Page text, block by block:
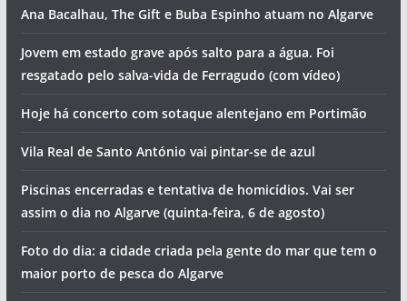
Ana Bacalhau, The Gift e Buba Espinho atuam no Algarve
Jovem em estado grave após salto para a água. Foi
resgatado pelo salva-vida de Ferragudo (com vídeo)
Hoje há concerto com sotaque alentejano em Portimão
Vila Real de Santo António vai pintar-se de azul
Piscinas encerradas e tentativa de homicídios. Vai ser
assim o dia no Algarve (quinta-feira, 6 de agosto)
Foto do dia: a cidade criada pela gente do mar que tem o
maior porto de pesca do Algarve